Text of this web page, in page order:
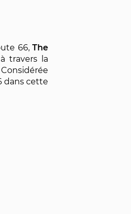
66, The
travers la
dans cette